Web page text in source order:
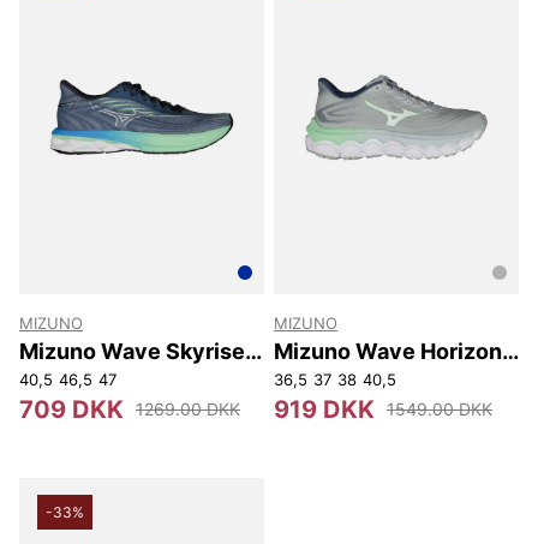
MIZUNO
Mizuno Wave Skyrise 6
M
40,5 46,5 47
709 DKK 1269.00 DKK
MIZUNO
Mizuno Wave Horizon
8 W
36,5 37 38 40,5
919 DKK 1549.00 DKK
-33%